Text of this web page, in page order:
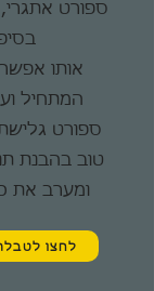
ספורט אתגרי,
המתחיל
ספורט
טוב בהבנת
ומערב את
לחצו